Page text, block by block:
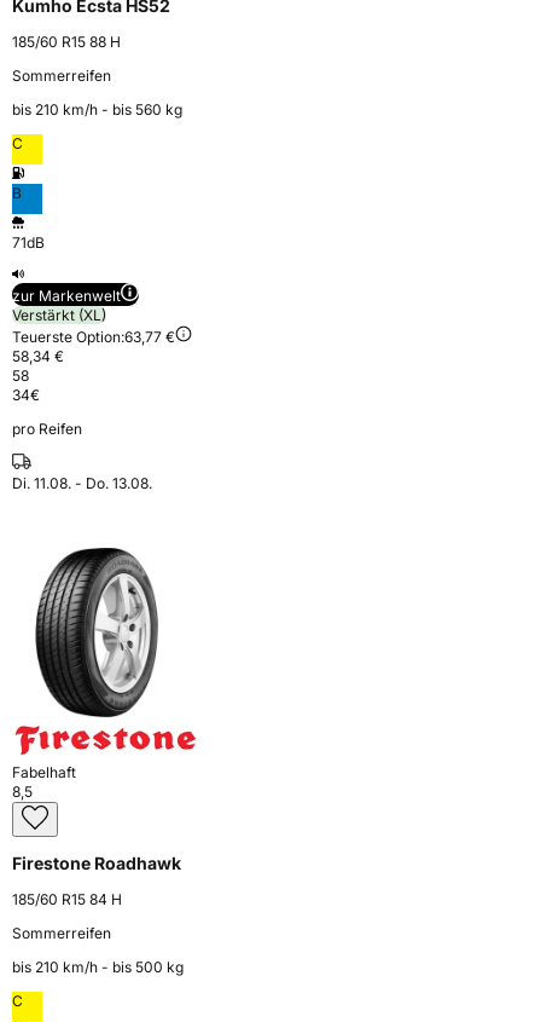
Kumho Ecsta HS52
185/60 R15 88 H
Sommerreifen
bis 210 km⁠/⁠h - bis 560 kg
C
B
71dB
zur Markenwelt
Verstärkt (XL)
Teuerste Option:63,77 €
58,34 €
58
34€
pro Reifen
Di. 11.08. - Do. 13.08.
Fabelhaft
8,5
Firestone Roadhawk
185/60 R15 84 H
Sommerreifen
bis 210 km⁠/⁠h - bis 500 kg
C